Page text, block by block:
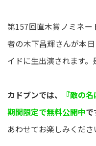
第157回直木賞ノミネー
者の木下昌輝さんが本
イドに生出演されます。
カドブンでは、
『敵の
期間限定で無料公開中で
あわせてお楽しみくださ